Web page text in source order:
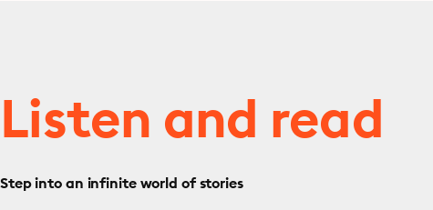
Listen and read
Step into an infinite world of stories